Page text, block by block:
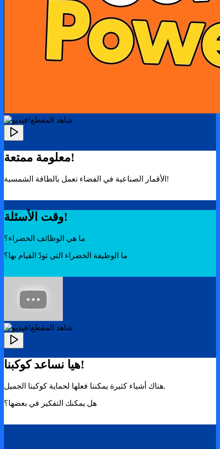
!شاهد المقطع
معلومة ممتعة!
الأقمار الصناعية في الفضاء تعمل بالطاقة الشمسية!
وقت الأسئلة!
ما هي الوظائف الخضراء؟
ما الوظيفة الخضراء التي تودّ القيام بها؟
!شاهد المقطع
هيا نساعد كوكبنا!
هناك أشياء كثيرة يمكننا فعلها لحماية كوكبنا الجميل.
هل يمكنك التفكير في بعضها؟